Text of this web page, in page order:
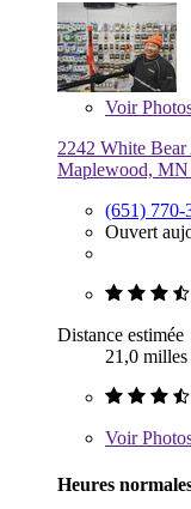
Voir
2242 White Bear
Maplewood, MN
(651) 770-
Ouvert
Distance estimée
21,0 milles
Voir
Heures